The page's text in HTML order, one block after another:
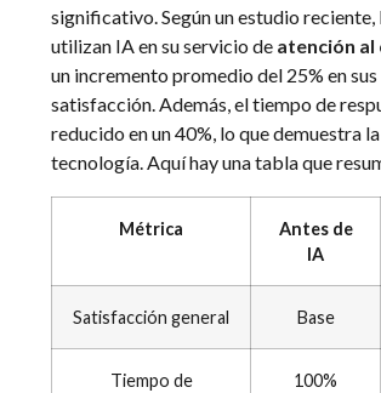
significativo. Según un estudio reciente,
utilizan IA en su servicio de atención al
un incremento promedio del 25% en
satisfacción. Además, el tiempo de
reducido en un 40%, lo que demuestra
tecnología. Aquí hay una tabla que
Métrica
Antes de
IA
Satisfacción general Base
Tiempo de
100%